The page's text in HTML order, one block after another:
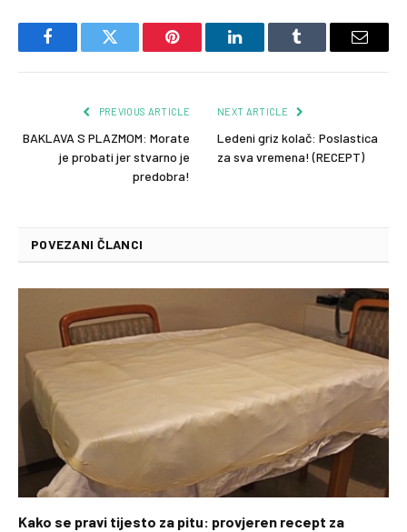
FacebookTwitter Pinterest LinkedInTumblr Email
PREVIOUS ARTICLE
BAKLAVA S PLAZMOM: Morate
je probati jer stvarno je
predobra!
NEXT ARTICLE
Ledeni griz kolač: Poslastica
za sva vremena! (RECEPT)
POVEZANI ČLANCI
Kako se pravi tijesto za pitu: provjeren recept za